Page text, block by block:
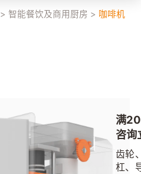
>智能餐饮及商用厨房 > 咖啡机
满
咨询
齿轮
杠、